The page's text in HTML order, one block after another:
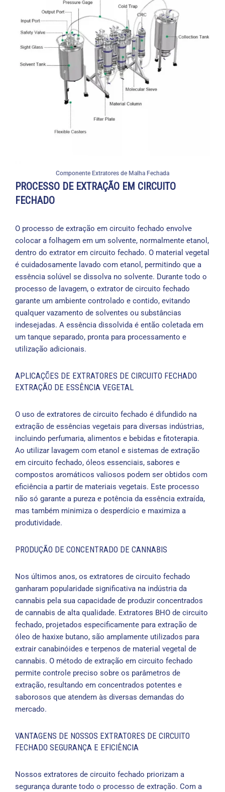
Componente Extratores de Malha Fechada
PROCESSO DE EXTRAÇÃO EM CIRCUITO
FECHADO
O processo de extração em circuito fechado envolve
colocar a folhagem em um solvente, normalmente etanol,
dentro do extrator em circuito fechado. O material vegetal
é cuidadosamente lavado com etanol, permitindo que a
essência solúvel se dissolva no solvente. Durante todo o
processo de lavagem, o extrator de circuito fechado
garante um ambiente controlado e contido, evitando
qualquer vazamento de solventes ou substâncias
indesejadas. A essência dissolvida é então coletada em
um tanque separado, pronta para processamento e
utilização adicionais.
APLICAÇÕES DE EXTRATORES DE CIRCUITO FECHADO
EXTRAÇÃO DE ESSÊNCIA VEGETAL
O uso de extratores de circuito fechado é difundido na
extração de essências vegetais para diversas indústrias,
incluindo perfumaria, alimentos e bebidas e fitoterapia.
Ao utilizar lavagem com etanol e sistemas de extração
em circuito fechado, óleos essenciais, sabores e
compostos aromáticos valiosos podem ser obtidos com
eficiência a partir de materiais vegetais. Este processo
não só garante a pureza e potência da essência extraída,
mas também minimiza o desperdício e maximiza a
produtividade.
PRODUÇÃO DE CONCENTRADO DE CANNABIS
Nos últimos anos, os extratores de circuito fechado
ganharam popularidade significativa na indústria da
cannabis pela sua capacidade de produzir concentrados
de cannabis de alta qualidade. Extratores BHO de circuito
fechado, projetados especificamente para extração de
óleo de haxixe butano, são amplamente utilizados para
extrair canabinóides e terpenos de material vegetal de
cannabis. O método de extração em circuito fechado
permite controle preciso sobre os parâmetros de
extração, resultando em concentrados potentes e
saborosos que atendem às diversas demandas do
mercado.
VANTAGENS DE NOSSOS EXTRATORES DE CIRCUITO
FECHADO SEGURANÇA E EFICIÊNCIA
Nossos extratores de circuito fechado priorizam a
segurança durante todo o processo de extração. Com a